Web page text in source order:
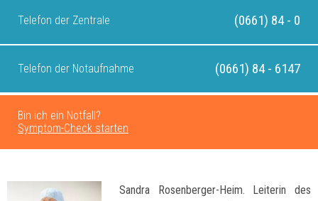
Telefon der Zentrale (0661) 84 - 0
Telefon der Notaufnahme (0661) 84 - 6147
Bin ich ein Notfall?
Symptom-Check starten
Sandra Rosenberger-Heim. Leiterin des